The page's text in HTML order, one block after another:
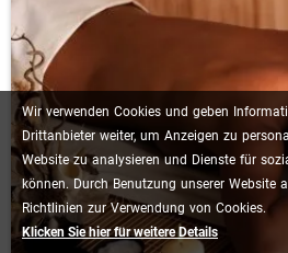
Wir verwenden Cookies und geben
Drittanbieter weiter, um Anzeigen zu
Website zu analysieren und Dienste für
können. Durch Benutzung unserer Website
Richtlinien zur Verwendung von Cookies.
Klicken Sie hier für weitere Details